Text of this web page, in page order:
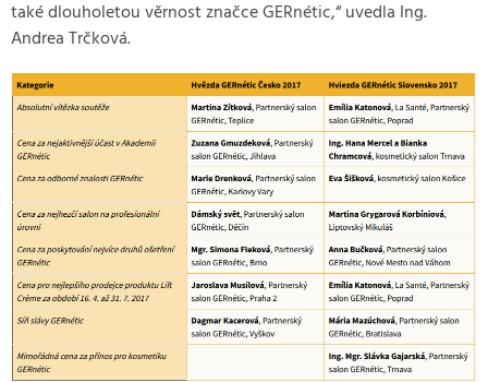
také dlouholetou věrnost značce GERnétic,“ uvedla Ing.
Andrea Trčková.